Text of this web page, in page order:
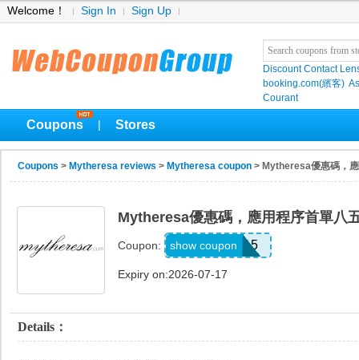
Welcome！ Sign In Sign Up
Discount Contact
booking.com(繽客)
Courant
Coupons Stores
Coupons > Mytheresa reviews > Mytheresa coupon > Mytheresa優惠碼，
Mytheresa優惠碼，應用程序首單八
Coupon: APP15
show coupon
Expiry on:2026-07-17
Details：